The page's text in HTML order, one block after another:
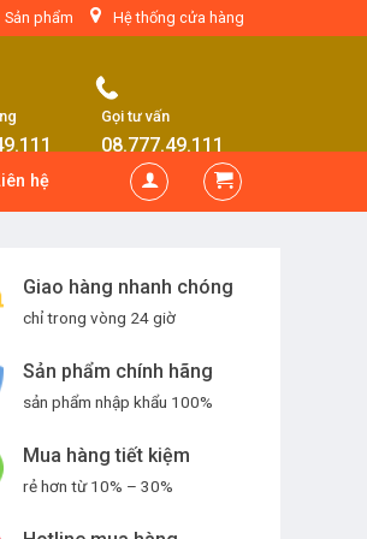
Sản phẩm Hệ thống cửa hàng
Gọi tư vấn
08.777.49.111
hệ
Giao hàng nhanh chóng
chỉ trong vòng 24 giờ
Sản phẩm chính hãng
sản phẩm nhập khẩu 100%
Mua hàng tiết kiệm
rẻ hơn từ 10% – 30%